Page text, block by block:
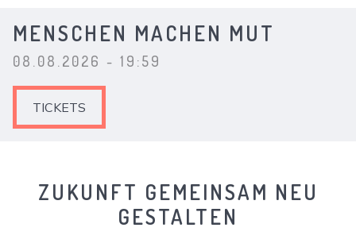
MENSCHEN MACHEN MUT
08.08.2026 - 19:59
TICKETS
ZUKUNFT GEMEINSAM NEU
GESTALTEN